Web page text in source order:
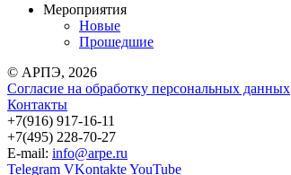
Мероприятия
Новые
Прошедшие
© АРПЭ, 2026
Согласие на обработку персональных данных
Контакты
+7(916) 917-16-11
+7(495) 228-70-27
E-mail: info@arpe.ru
Telegram VKontakteYouTube